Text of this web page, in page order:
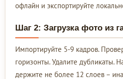
офлайн и экспортируйте
Шаг 2: Загрузка фото из
Импортируйте 5-9 кадров.
горизонты. Удалите дубликаты.
держите не более 12 слоев –